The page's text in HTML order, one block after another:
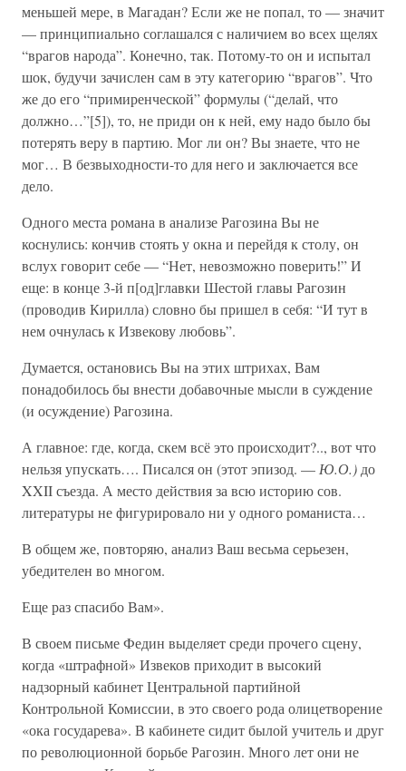
меньшей мере, в Магадан? Если же не попал, то — значит
— принципиально соглашался с наличием во всех щелях
“врагов народа”. Конечно, так. Потому-то он и испытал
шок, будучи зачислен сам в эту категорию “врагов”. Что
же до его “примиренческой” формулы (“делай, что
должно…”[5]), то, не приди он к ней, ему надо было бы
потерять веру в партию. Мог ли он? Вы знаете, что не
мог… В безвыходности-то для него и заключается все
дело.
Одного места романа в анализе Рагозина Вы не
коснулись: кончив стоять у окна и перейдя к столу, он
вслух говорит себе — “Нет, невозможно поверить!” И
еще: в конце 3-й п[од]главки Шестой главы Рагозин
(проводив Кирилла) словно бы пришел в себя: “И тут в
нем очнулась к Извекову любовь”.
Думается, остановись Вы на этих штрихах, Вам
понадобилось бы внести добавочные мысли в суждение
(и осуждение) Рагозина.
А главное: где, когда, скем всё это происходит?.., вот что
нельзя упускать…. Писался он (этот эпизод. — Ю.О.) до
XXII съезда. А место действия за всю историю сов.
литературы не фигурировало ни у одного романиста…
В общем же, повторяю, анализ Ваш весьма серьезен,
убедителен во многом.
Еще раз спасибо Вам».
В своем письме Федин выделяет среди прочего сцену,
когда «штрафной» Извеков приходит в высокий
надзорный кабинет Центральной партийной
Контрольной Комиссии, в это своего рода олицетворение
«ока государева». В кабинете сидит былой учитель и друг
по революционной борьбе Рагозин. Много лет они не